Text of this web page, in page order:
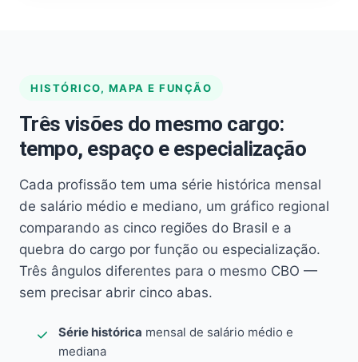
HISTÓRICO, MAPA E FUNÇÃO
Três visões do mesmo cargo:
tempo, espaço e especialização
Cada profissão tem uma série histórica mensal
de salário médio e mediano, um gráfico regional
comparando as cinco regiões do Brasil e a
quebra do cargo por função ou especialização.
Três ângulos diferentes para o mesmo CBO —
sem precisar abrir cinco abas.
Série histórica mensal de salário médio e
mediana